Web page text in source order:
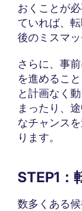
おくことが
ていれば、
後のミスマ
さらに、事
を進めるこ
と計画なく
まったり、
なチャンス
ります。
STEP1：
数多くある